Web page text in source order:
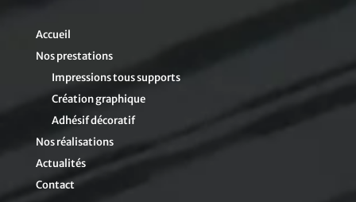
Accueil
Nos prestations
Impressions tous supports
Création graphique
Adhésif décoratif
Nos réalisations
Actualités
Contact